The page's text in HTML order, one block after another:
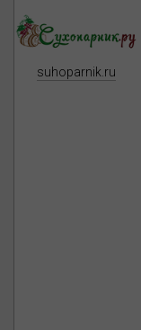
suhoparnik.ru